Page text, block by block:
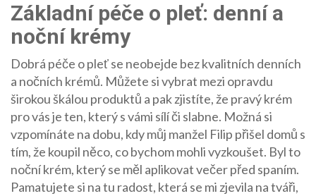
Základní péče o pleť: denní a
noční krémy
Dobrá péče o pleť se neobejde bez kvalitních denních
a nočních krémů. Můžete si vybrat mezi opravdu
širokou škálou produktů a pak zjistíte, že pravý krém
pro vás je ten, který s vámi sílí či slabne. Možná si
vzpomínáte na dobu, kdy můj manžel Filip přišel domů s
tím, že koupil něco, co bychom mohli vyzkoušet. Byl to
noční krém, který se měl aplikovat večer před spaním.
Pamatujete si na tu radost, která se mi zjevila na tváři,